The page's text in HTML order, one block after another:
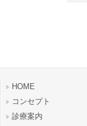
HOME
コンセプト
診療案内